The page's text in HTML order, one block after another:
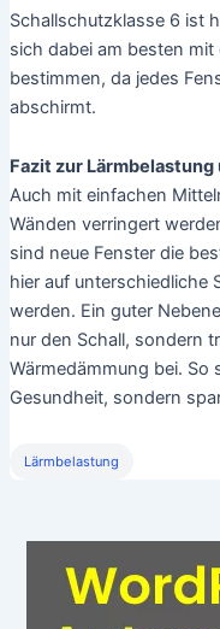
Wie lässt sich der
Die Auswahl und
beitragen, den Lärm zu
untergebracht werden.
einen positiven Effekt
von Flächen, die den
gesenkt werden. So
Glas- oder
verhält es sich beim
durch den Einsatz von
Was, wenn es trotzdem
hilft nur noch der
Schallschutzklasse 6 ist
sich dabei am besten